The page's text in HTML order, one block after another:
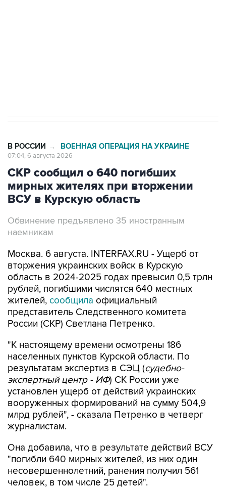
В РОССИИ → ВОЕННАЯ ОПЕРАЦИЯ НА УКРАИНЕ
07:04, 6 августа 2026
СКР сообщил о 640 погибших
мирных жителях при вторжении
ВСУ в Курскую область
Обвинение предъявлено 35 иностранным
наемникам
Москва. 6 августа. INTERFAX.RU - Ущерб от
вторжения украинских войск в Курскую
область в 2024-2025 годах превысил 0,5 трлн
рублей, погибшими числятся 640 местных
жителей, сообщила официальный
представитель Следственного комитета
России (СКР) Светлана Петренко.
"К настоящему времени осмотрены 186
населенных пунктов Курской области. По
результатам экспертиз в СЭЦ (судебно-
экспертный центр - ИФ) СК России уже
установлен ущерб от действий украинских
вооруженных формирований на сумму 504,9
млрд рублей", - сказала Петренко в четверг
журналистам.
Она добавила, что в результате действий ВСУ
"погибли 640 мирных жителей, из них один
несовершеннолетний, ранения получил 561
человек, в том числе 25 детей".